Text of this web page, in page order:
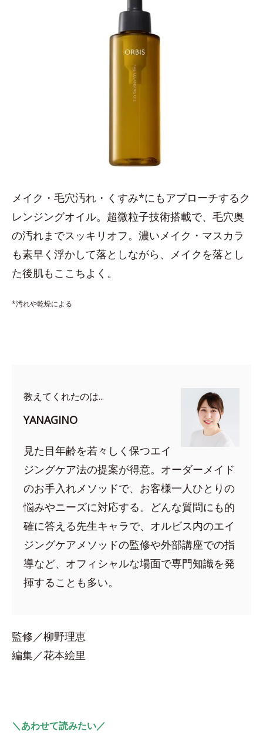
メイク・毛穴汚れ・くすみ*にもアプローチするク
レンジングオイル。超微粒子技術搭載で、毛穴奥
の汚れまでスッキリオフ。濃いメイク・マスカラ
も素早く浮かして落としながら、メイクを落とし
た後肌もここちよく。
*汚れや乾燥による
教えてくれたのは...
YANAGINO
見た目年齢を若々しく保つエイ
ジングケア法の提案が得意。オーダーメイド
のお手入れメソッドで、お客様一人ひとりの
悩みやニーズに対応する。どんな質問にも的
確に答える先生キャラで、オルビス内のエイ
ジングケアメソッドの監修や外部講座での指
導など、オフィシャルな場面で専門知識を発
揮することも多い。
監修／柳野理恵
編集／花本絵里
＼あわせて読みたい／